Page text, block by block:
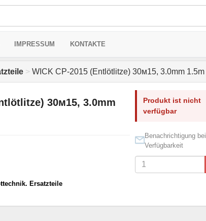
IMPRESSUM KONTAKTE
> WICK CP-2015 (Entlötlitze) 30м15, 3.0mm 1.5m
30м15, 3.0mm
Ersatzteile
Produkt ist nicht
verfügbar
Benachrichtigung bei
Verfügbarkeit